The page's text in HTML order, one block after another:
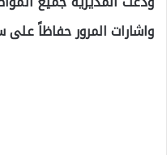
واشارات المرور حفاظاً على